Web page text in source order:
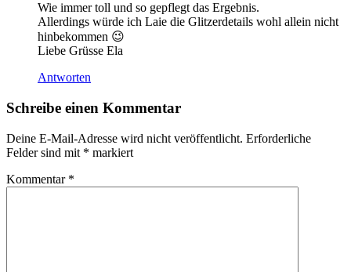
Wie immer toll und so gepflegt das Ergebnis.
Allerdings würde ich Laie die Glitzerdetails wohl allein nicht
hinbekommen 😉
Liebe Grüsse Ela
Antworten
Schreibe einen Kommentar
Deine E-Mail-Adresse wird nicht veröffentlicht. Erforderliche
Felder sind mit * markiert
Kommentar *